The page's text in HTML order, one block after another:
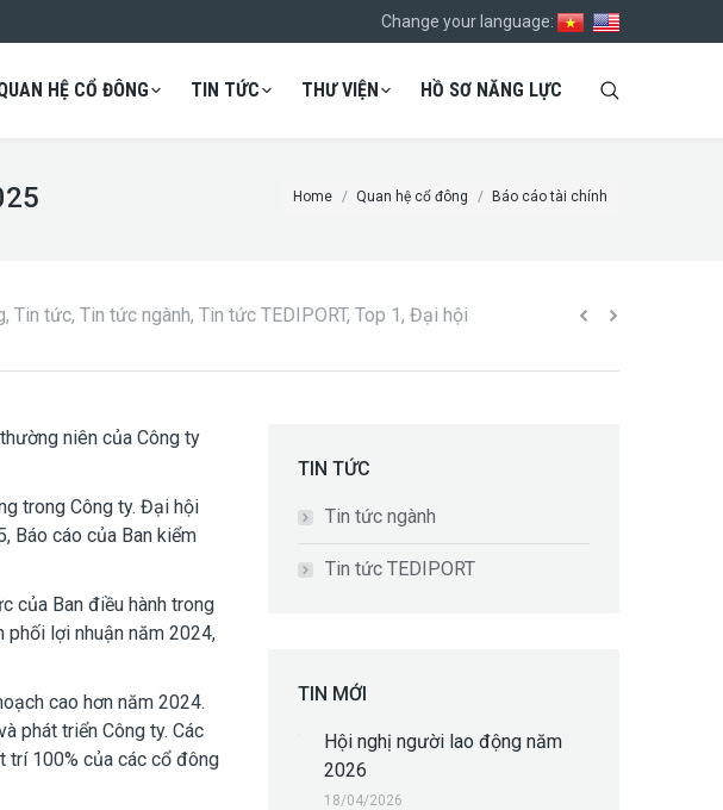
Change your language:
HỆ CỔ ĐÔNG TIN TỨC THƯ VIỆN HỒ SƠ NĂNG LỰC
You are here:Home Quan hệ cổ đông Báo cáo tài chính
, Tin tức, Tin tức ngành, Tin tức TEDIPORT, Top 1, Đại hội
niên của Công ty
trong Công ty. Đại hội
Báo cáo của Ban kiểm
của Ban điều hành trong
lợi nhuận năm 2024,
cao hơn năm 2024.
phát triển Công ty. Các
trí 100% của các cổ đông
TIN TỨC
Tin tức ngành
Tin tức TEDIPORT
TIN MỚI
Hội nghị người lao động năm
2026
18/04/2026